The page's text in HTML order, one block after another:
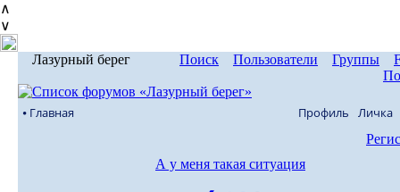
∧
∨
Лазурный берег Поиск Пользователи Группы
⦁ Главная Профиль Личка
А у меня такая ситуация